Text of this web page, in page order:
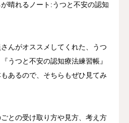
晴れるノート:うつと不安の認知
んがオススメしてくれた、うつ
うつと不安の認知療法練習帳』
あるので、そちらもぜひ見てみ
との受け取り方や見方、考え方